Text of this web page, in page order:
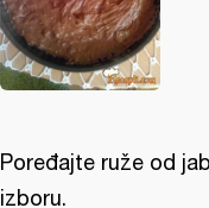
Poređajte ruže od
izboru.